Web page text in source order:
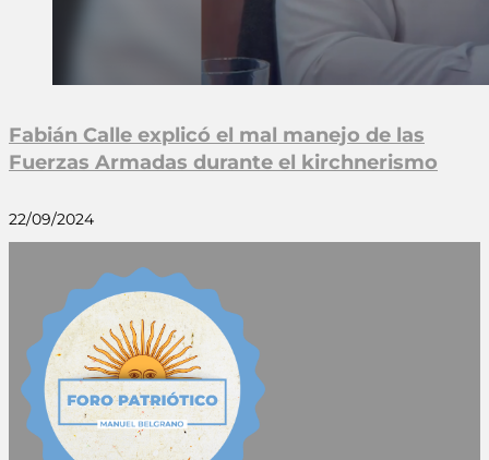
Fabián Calle explicó el mal manejo de las
Fuerzas Armadas durante el kirchnerismo
22/09/2024